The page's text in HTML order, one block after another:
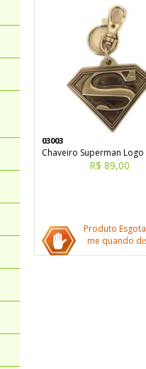
03003
Chaveiro Superman Logo
R$ 89,00
Produto
me quando